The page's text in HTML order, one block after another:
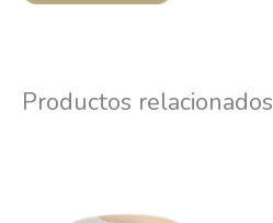
Productos relacionados